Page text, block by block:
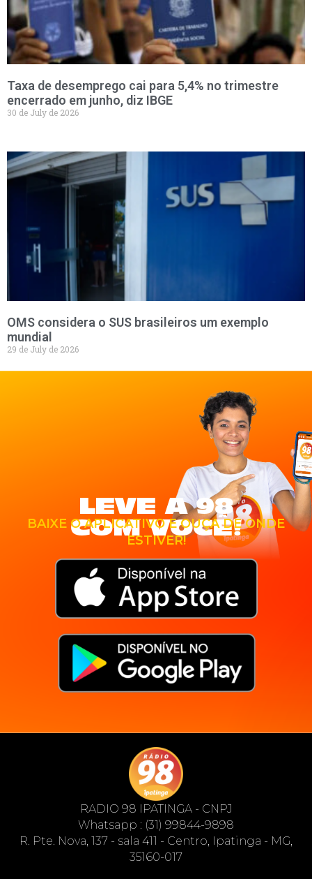
Taxa de desemprego cai para 5,4% no trimestre
encerrado em junho, diz IBGE
30 de July de 2026
OMS considera o SUS brasileiros um exemplo
mundial
29 de July de 2026
LEVE A 98
COM VOCÊ!
BAIXE O APLICATIVO E OUÇA DE ONDE
ESTIVER!
RADIO 98 IPATINGA - CNPJ
Whatsapp : (31) 99844-9898
R. Pte. Nova, 137 - sala 411 - Centro, Ipatinga - MG,
35160-017